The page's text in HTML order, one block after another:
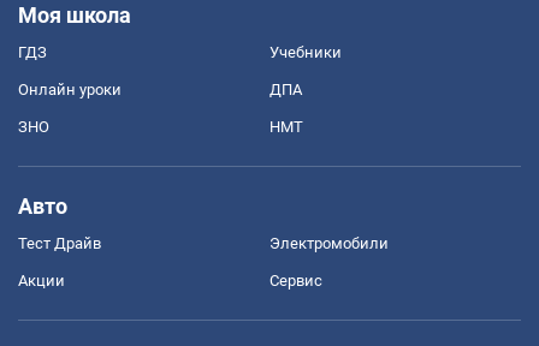
Моя школа
ГДЗ Учебники
Онлайн уроки ДПА
ЗНО НМТ
Авто
Тест Драйв Электромобили
Акции Сервис